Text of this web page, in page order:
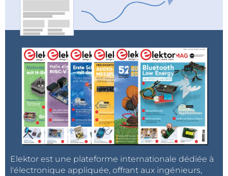
Elektor est une plateforme internationale dédiée à
l'électronique appliquée, offrant aux ingénieurs,